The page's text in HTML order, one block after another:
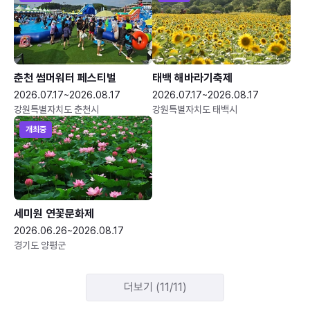
춘천 썸머워터 페스티벌
2026.07.17~2026.08.17
강원특별자치도 춘천시
태백 해바라기축제
2026.07.17~2026.08.17
강원특별자치도 태백시
개최중
세미원 연꽃문화제
2026.06.26~2026.08.17
경기도 양평군
더보기 (11/11)